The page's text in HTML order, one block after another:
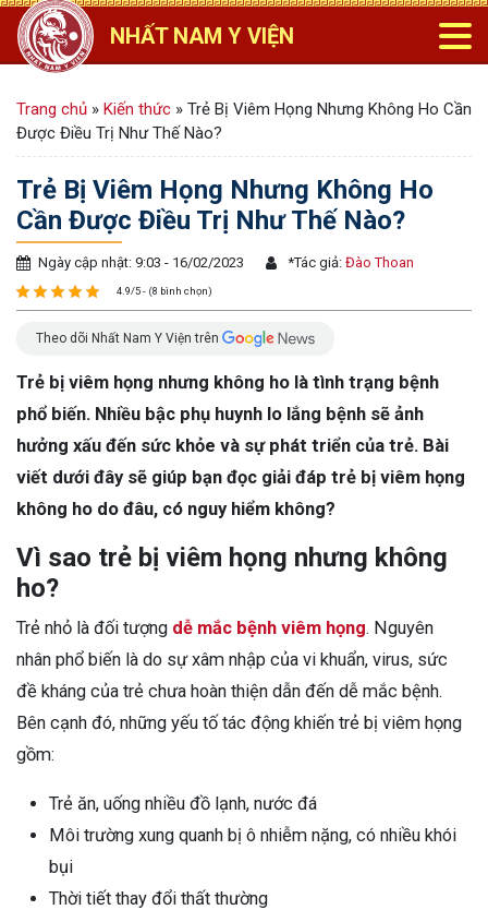
NHẤT NAM Y VIỆN
Trang chủ » Kiến thức » Trẻ Bị Viêm Họng Nhưng Không Ho Cần
Được Điều Trị Như Thế Nào?
Trẻ Bị Viêm Họng Nhưng Không Ho
Cần Được Điều Trị Như Thế Nào?
Ngày cập nhật: 9:03 - 16/02/2023 *Tác giả: Đào Thoan
4.9/5 - (8 bình chọn)
Theo dõi Nhất Nam Y Viện trên
Trẻ bị viêm họng nhưng không ho là tình trạng bệnh
phổ biến. Nhiều bậc phụ huynh lo lắng bệnh sẽ ảnh
hưởng xấu đến sức khỏe và sự phát triển của trẻ. Bài
viết dưới đây sẽ giúp bạn đọc giải đáp trẻ bị viêm họng
không ho do đâu, có nguy hiểm không?
Vì sao trẻ bị viêm họng nhưng không
ho?
Trẻ nhỏ là đối tượng dễ mắc bệnh viêm họng. Nguyên
nhân phổ biến là do sự xâm nhập của vi khuẩn, virus, sức
đề kháng của trẻ chưa hoàn thiện dẫn đến dễ mắc bệnh.
Bên cạnh đó, những yếu tố tác động khiến trẻ bị viêm họng
gồm:
Trẻ ăn, uống nhiều đồ lạnh, nước đá
Môi trường xung quanh bị ô nhiễm nặng, có nhiều khói
bụi
Thời tiết thay đổi thất thường